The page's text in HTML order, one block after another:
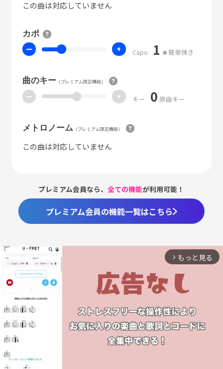
この曲は対応していません
カポ
ー + Capo 1 ★簡単弾き
曲のキー（プレミアム限定機能）
ー + キー 0 原曲キー
メトロノーム （プレミアム限定機能）
この曲は対応していません
プレミアム会員なら、全ての機能が利用可能！
プレミアム会員の機能一覧はこちら
arrow_forward_ios もっと見る